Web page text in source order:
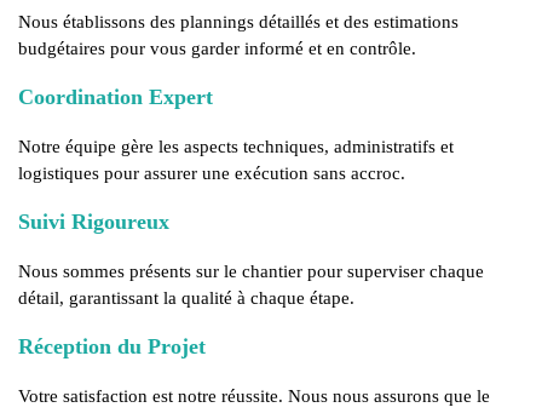
Nous établissons des plannings détaillés et des estimations
budgétaires pour vous garder informé et en contrôle.
Coordination Expert
Notre équipe gère les aspects techniques, administratifs et
logistiques pour assurer une exécution sans accroc.
Suivi Rigoureux
Nous sommes présents sur le chantier pour superviser chaque
détail, garantissant la qualité à chaque étape.
Réception du Projet
Votre satisfaction est notre réussite. Nous nous assurons que le